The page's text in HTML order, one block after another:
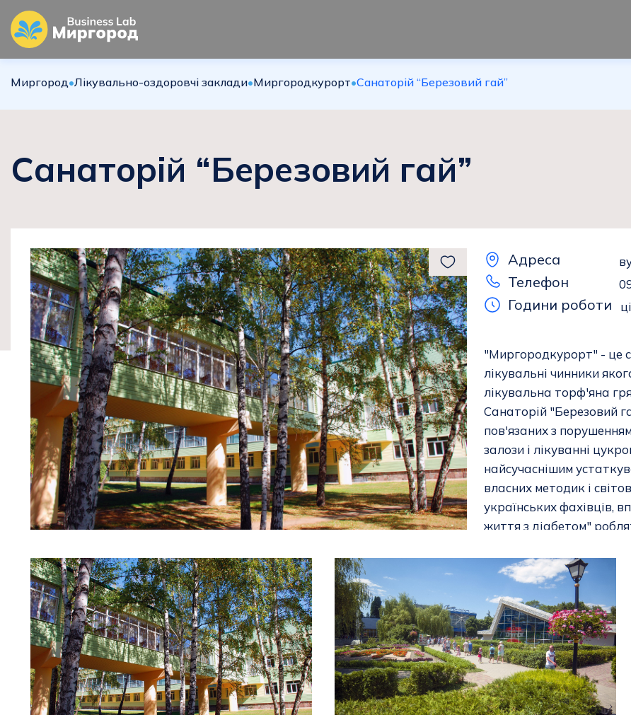
Миргород•Лікувально-оздоровчі заклади•Миргородкурорт•Санаторій “Березовий гай”
Санаторій “Березовий гай”
Адреса
Телефон
Години роботи
"Миргородкурорт" - це
лікувальні чинники
лікувальна торф'яна
Санаторій "Березовий
пов'язаних з
залози і лікуванні
найсучаснішим
власних методик і
українських фахівців,
життя з діабетом"
діабетом. Тому саме
санаторно-курортної
навіть зарубіжні
найсучаснішого
санаторії, немає
Дивитися на сайті
Дивитися на мапі